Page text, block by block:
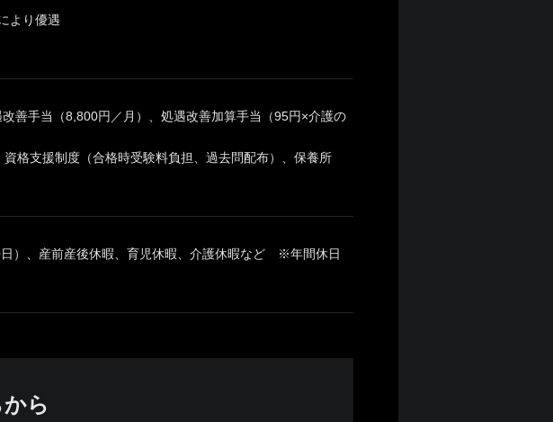
より優遇
善手当（8,800円／月）、処遇改善加算手当（95円×介護の
格支援制度（合格時受験料負担、過去問配布）、保養所
）、産前産後休暇、育児休暇、介護休暇など ※年間休日
ら